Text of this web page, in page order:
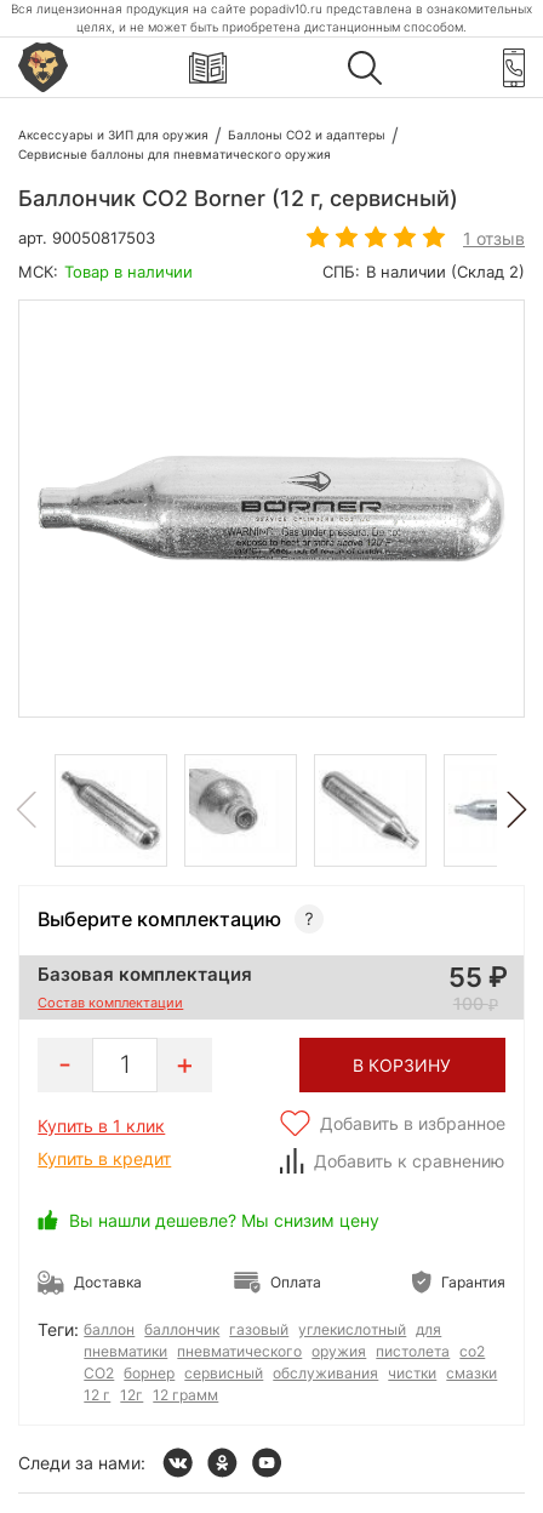
Вся лицензионная продукция на сайте popadiv10.ru представлена в ознакомительных
целях, и не может быть приобретена дистанционным способом.
Аксессуары и ЗИП для оружия
Баллоны CO2 и адаптеры
Сервисные баллоны для пневматического оружия
Баллончик CO2 Borner (12 г, сервисный)
арт. 90050817503 1 отзыв
МСК: Товар в наличии СПБ: В наличии (Склад 2)
Выберите комплектацию
Базовая комплектация
Состав комплектации
55
100
1 В КОРЗИНУ
Купить в 1 клик
Купить в кредит
Добавить в избранное
Добавить к сравнению
Вы нашли дешевле? Мы снизим цену
Доставка Оплата Гарантия
Теги: баллон баллончик газовый углекислотный для
пневматики пневматического оружия пистолета
со2
CO2 борнер сервисный обслуживания чистки смазки
12 г
12г 12 грамм
Следи за нами: